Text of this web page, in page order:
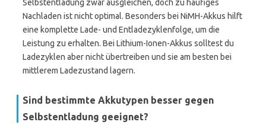
Selbstentladung zwar ausgleichen, doch zu häufiges
Nachladen ist nicht optimal. Besonders bei NiMH-Akkus hilft
eine komplette Lade- und Entladezyklenfolge, um die
Leistung zu erhalten. Bei Lithium-Ionen-Akkus solltest du
Ladezyklen aber nicht übertreiben und sie am besten bei
mittlerem Ladezustand lagern.
Sind bestimmte Akkutypen besser gegen
Selbstentladung geeignet?